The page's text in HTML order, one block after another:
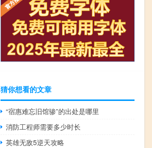
猜你想看的文章
“宿惠难忘旧馆骖”的出处是哪里
消防工程师需要多少时长
英雄无敌5逆天攻略